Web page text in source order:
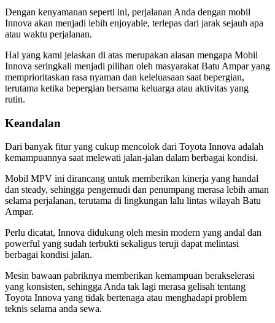
Dengan kenyamanan seperti ini, perjalanan Anda dengan mobil
Innova akan menjadi lebih enjoyable, terlepas dari jarak sejauh apa
atau waktu perjalanan.
Hal yang kami jelaskan di atas merupakan alasan mengapa Mobil
Innova seringkali menjadi pilihan oleh masyarakat Batu Ampar yang
memprioritaskan rasa nyaman dan keleluasaan saat bepergian,
terutama ketika bepergian bersama keluarga atau aktivitas yang
rutin.
Keandalan
Dari banyak fitur yang cukup mencolok dari Toyota Innova adalah
kemampuannya saat melewati jalan-jalan dalam berbagai kondisi.
Mobil MPV ini dirancang untuk memberikan kinerja yang handal
dan steady, sehingga pengemudi dan penumpang merasa lebih aman
selama perjalanan, terutama di lingkungan lalu lintas wilayah Batu
Ampar.
Perlu dicatat, Innova didukung oleh mesin modern yang andal dan
powerful yang sudah terbukti sekaligus teruji dapat melintasi
berbagai kondisi jalan.
Mesin bawaan pabriknya memberikan kemampuan berakselerasi
yang konsisten, sehingga Anda tak lagi merasa gelisah tentang
Toyota Innova yang tidak bertenaga atau menghadapi problem
teknis selama anda sewa.